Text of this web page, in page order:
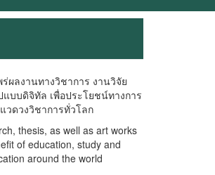
ผลงานทางวิชาการ งานวิจัย
บบดิจิทัล เพื่อประโยชน์ทางการ
วดวงวิชาการทั่วโลก
thesis, as well as art works
of education, study and
around the world